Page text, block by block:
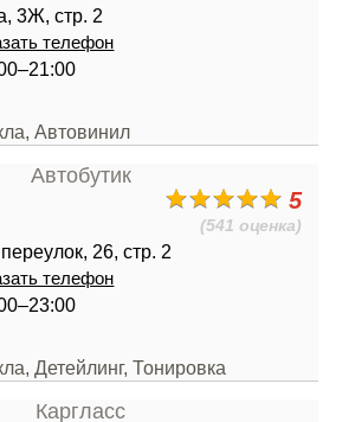
3Ж, стр. 2
телефон
Автовинил
5
(541 оценка)
26, стр. 2
телефон
Детейлинг, Тонировка